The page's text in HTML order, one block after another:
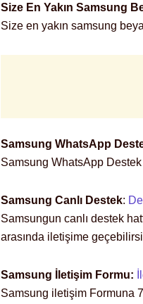
Size En Yakın Samsung
Size en yakın samsung
Samsung WhatsApp
Samsung WhatsApp Destek
Samsung Canlı Destek:
Samsungun canlı destek
arasında iletişime
Samsung İletişim Formu:
Samsung iletişim Formuna